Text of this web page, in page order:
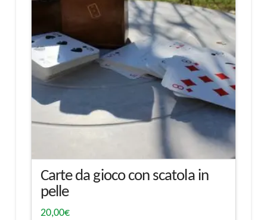
Carte da gioco con scatola in
pelle
20,00€